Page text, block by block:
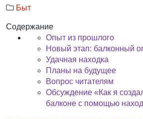
Быт
Содержание
Опыт из прошлого
Новый этап: балконный
Удачная находка
Планы на будущее
Вопрос читателям
Обсуждение «Как я
балконе с помощью